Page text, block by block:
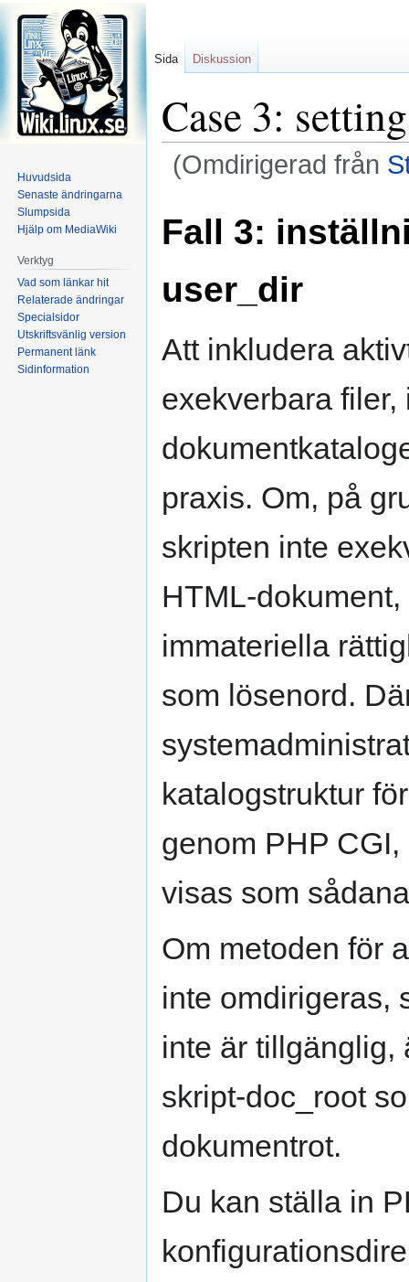
Case 3:
(Omdirigerad från
till
navigering
till
sök
Fall 3:
user_dir
Att inkludera
exekverbara
praxis. Om, på
skripten inte
HTML-
immateriella
som lösenord.
katalogstruktur
genom PHP
visas som
Om metoden för
inte omdirigeras,
inte är tillgänglig,
skript-doc_root
dokumentrot.
Du kan ställa in
Sida Diskussion
Huvudsida
Senaste ändringarna
Slumpsida
Hjälp om MediaWiki
Verktyg
Vad som länkar hit
Relaterade ändringar
Specialsidor
Utskriftsvänlig version
Permanent länk
Sidinformation